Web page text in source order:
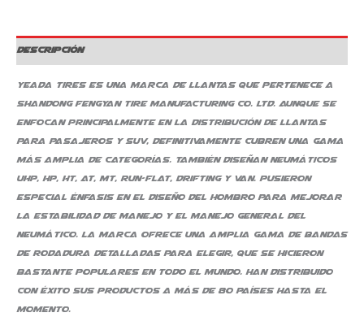
Descripción
Yeada Tires es una marca de llantas que pertenece a
Shandong Fengyan Tire Manufacturing Co. Ltd. Aunque se
enfocan principalmente en la distribución de llantas
para pasajeros y SUV, definitivamente cubren una gama
más amplia de categorías. También diseñan neumáticos
UHP, HP, HT, AT, MT, Run-Flat, Drifting y Van. Pusieron
especial énfasis en el diseño del hombro para mejorar
la estabilidad de manejo y el manejo general del
neumático. La marca ofrece una amplia gama de bandas
de rodadura detalladas para elegir, que se hicieron
bastante populares en todo el mundo. Han distribuido
con éxito sus productos a más de 80 países hasta el
momento.